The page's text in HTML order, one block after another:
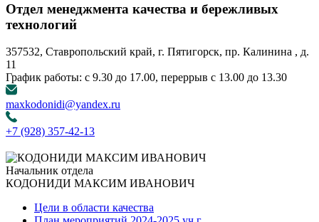
Отдел менеджмента качества и бережливых
технологий
357532, Ставропольский край, г. Пятигорск, пр. Калинина , д.
11
График работы: с 9.30 до 17.00, переррыв с 13.00 до 13.30
maxkodonidi@yandex.ru
+7 (928) 357-42-13
Начальник отдела
КОДОНИДИ МАКСИМ ИВАНОВИЧ
Цели в области качества